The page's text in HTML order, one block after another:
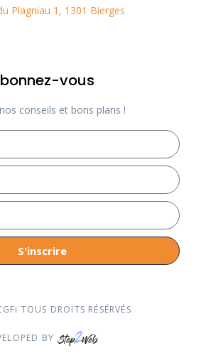
Plagniau 1, 1301 Bierges
vous
conseils et bons plans !
S'inscrire
TOUS DROITS RÉSÉRVÉS
BY